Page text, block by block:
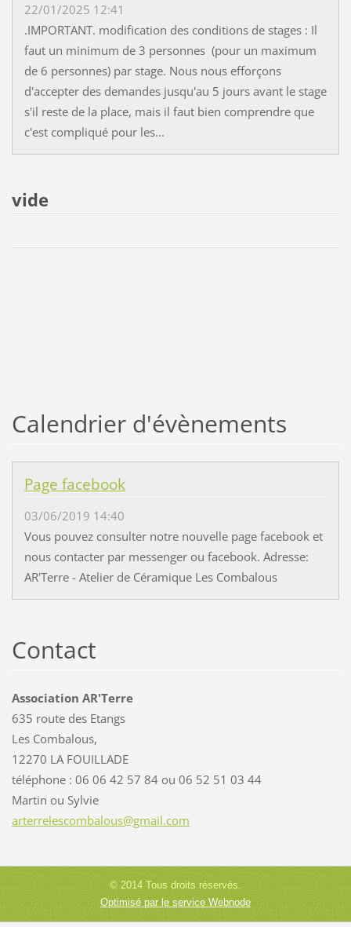
22/01/2025 12:41
.IMPORTANT. modification des conditions de stages : Il
faut un minimum de 3 personnes (pour un maximum
de 6 personnes) par stage. Nous nous efforçons
d'accepter des demandes jusqu'au 5 jours avant le stage
s'il reste de la place, mais il faut bien comprendre que
c'est compliqué pour les...
vide
Calendrier d'évènements
Page facebook
03/06/2019 14:40
Vous pouvez consulter notre nouvelle page facebook et
nous contacter par messenger ou facebook. Adresse:
AR'Terre - Atelier de Céramique Les Combalous
Contact
Association AR'Terre
635 route des Etangs
Les Combalous,
12270 LA FOUILLADE
téléphone : 06 06 42 57 84 ou 06 52 51 03 44
Martin ou Sylvie
arterrelescombalous@gmail.com
© 2014 Tous droits réservés.
Optimisé par le service Webnode